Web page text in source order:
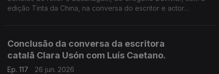
edição Tinta da China, na conversa do escritor e actor
Conclusão da conversa da escritora
catalã Clara Usón com Luís Caetano.
Ep. 117
26 jun. 2026